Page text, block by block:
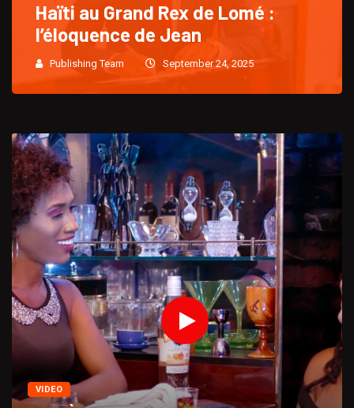
Haïti au Grand Rex de Lomé :
l’éloquence de Jean
Publishing Team September 24, 2025
VIDEO